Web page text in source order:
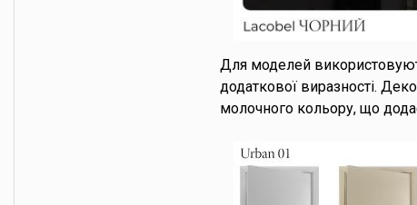
Для моделей
додаткової виразності.
молочного кольору, що